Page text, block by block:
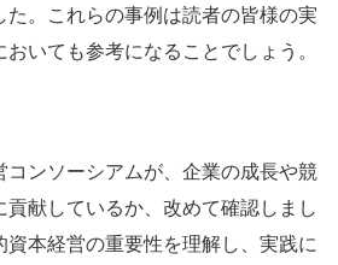
た。これらの事例は読者の皆様の実
いても参考になることでしょう。
ンソーシアムが、企業の成長や競
献しているか、改めて確認しまし
本経営の重要性を理解し、実践に